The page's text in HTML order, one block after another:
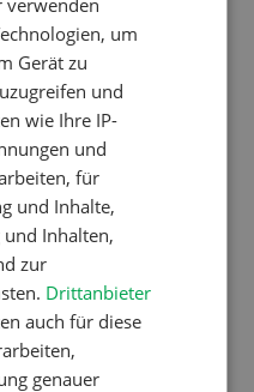
nutzen
den
die
um
Gerät zu
und
wie Ihre IP-
und
für
und Inhalte,
Inhalten,
zur
Drittanbieter
auch für diese
genauer